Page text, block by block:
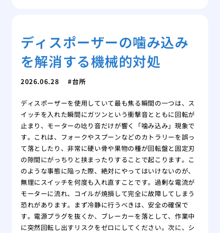
ディスポーザーの噛み込み
を解消する機械的対処
2026.06.28 台所
ディスポーザーを使用していて最も焦る瞬間の一つは、ス
イッチを入れた瞬間にガツンという衝撃音とともに回転が
止まり、モーターの唸り音だけが響く「噛み込み」現象で
す。これは、フォークやスプーンなどのカトラリーを誤っ
て落としたり、非常に硬い骨や果物の種が回転盤と固定刃
の隙間にがっちりと挟まったりすることで起こります。こ
のような事態に陥った際、絶対にやってはいけないのが、
無理にスイッチを何度も入れ直すことです。過剰な電流が
モーターに流れ、コイルが焼損して完全に故障してしまう
恐れがあります。まず冷静に行うべきは、安全の確保で
す。電源プラグを抜くか、ブレーカーを落として、作業中
に突然回転し出すリスクをゼロにしてください。次に、シ